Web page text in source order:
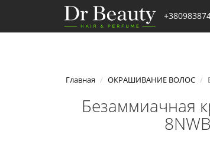
Главная ОКРАШИВАНИЕ ВОЛОС
Безаммиачная